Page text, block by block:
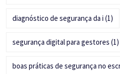
diagnóstico de segurança da i (1)
segurança digital para gestores (1)
boas práticas de segurança no